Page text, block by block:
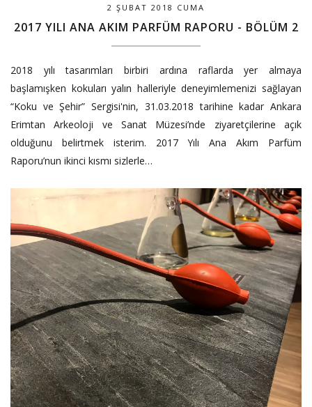
2 ŞUBAT 2018 CUMA
2017 YILI ANA AKIM PARFÜM RAPORU - BÖLÜM 2
2018 yılı tasarımları birbiri ardına raflarda yer almaya
başlamışken kokuları yalın halleriyle deneyimlemenizi sağlayan
“Koku ve Şehir” Sergisi'nin, 31.03.2018 tarihine kadar Ankara
Erimtan Arkeoloji ve Sanat Müzesi’nde ziyaretçilerine açık
olduğunu belirtmek isterim. 2017 Yılı Ana Akım Parfüm
Raporu’nun ikinci kısmı sizlerle…